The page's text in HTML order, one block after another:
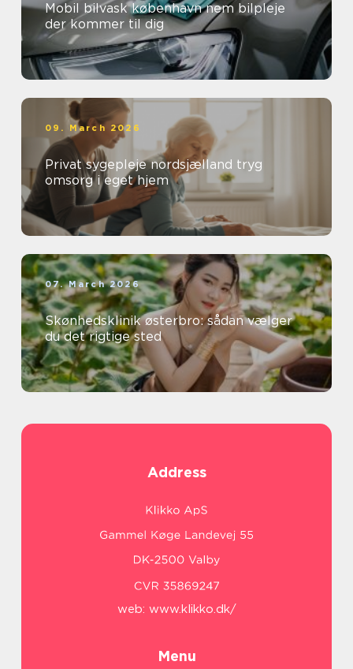
Mobil bilvask københavn nem bilpleje
der kommer til dig
09. March 2026
Privat sygepleje nordsjælland tryg
omsorg i eget hjem
07. March 2026
Skønhedsklinik østerbro: sådan vælger
du det rigtige sted
Address
web: www.klikko.dk/
Menu